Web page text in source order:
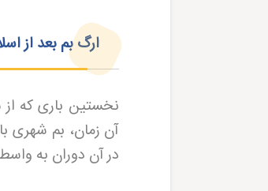
ارگ بم بعد از
نخستین باری که
آن زمان، بم شهری
در آن دوران به